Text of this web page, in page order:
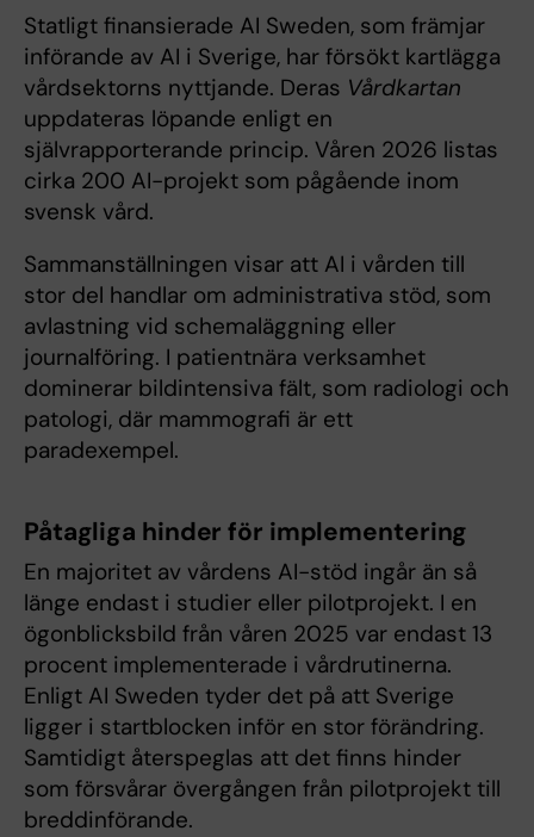
Statligt finansierade AI Sweden, som främjar
införande av AI i Sverige, har försökt kartlägga
vårdsektorns nyttjande. Deras Vårdkartan
uppdateras löpande enligt en
självrapporterande princip. Våren 2026 listas
cirka 200 AI-projekt som pågående inom
svensk vård.
Sammanställningen visar att AI i vården till
stor del handlar om administrativa stöd, som
avlastning vid schemaläggning eller
journalföring. I patientnära verksamhet
dominerar bildintensiva fält, som radiologi och
patologi, där mammografi är ett
paradexempel.
Påtagliga hinder för implementering
En majoritet av vårdens AI-stöd ingår än så
länge endast i studier eller pilotprojekt. I en
ögonblicksbild från våren 2025 var endast 13
procent implementerade i vårdrutinerna.
Enligt AI Sweden tyder det på att Sverige
ligger i startblocken inför en stor förändring.
Samtidigt återspeglas att det finns hinder
som försvårar övergången från pilotprojekt till
breddinförande.